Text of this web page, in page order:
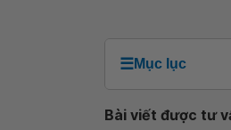
☰Mục lục
Bài viết được tư